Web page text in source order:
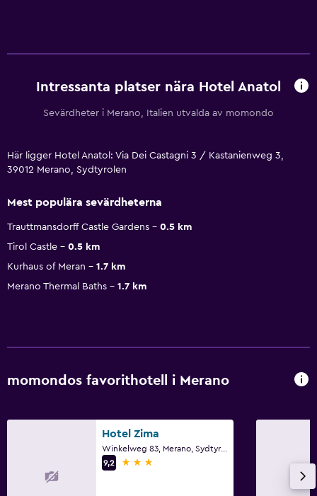
Intressanta platser nära Hotel Anatol
Sevärdheter i Merano, Italien utvalda av momondo
Här ligger Hotel Anatol: Via Dei Castagni 3 / Kastanienweg 3,
39012 Merano, Sydtyrolen
Mest populära sevärdheterna
Trauttmansdorff Castle Gardens
0.5 km
Tirol Castle
0.5 km
Kurhaus of Meran
1.7 km
Merano Thermal Baths
1.7 km
momondos favorithotell i Merano
Hotel Zima
Winkelweg 83, Merano, Sydtyrolen
9,2
3 stjärnor